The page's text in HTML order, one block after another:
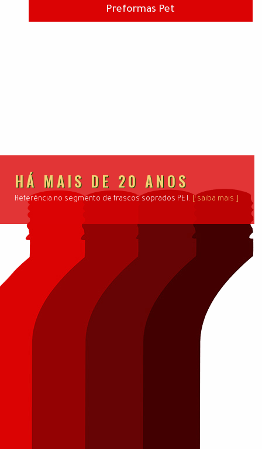
HÁ MAIS DE 20 ANOS
Referência no segmento de frascos soprados PET. [ saiba mais ]
Preformas Pet